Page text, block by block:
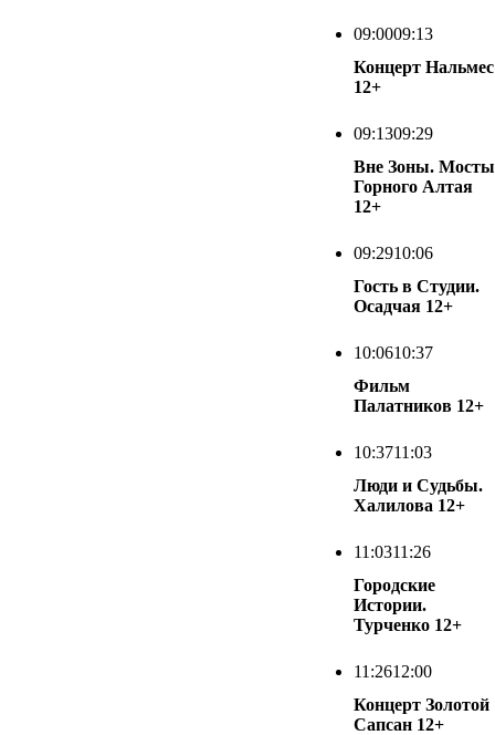
09:0009:13
Концерт Нальмес
12+
09:1309:29
Вне Зоны. Мосты
Горного Алтая
12+
09:2910:06
Гость в Студии.
Осадчая 12+
10:0610:37
Фильм
Палатников 12+
10:3711:03
Люди и Судьбы.
Халилова 12+
11:0311:26
Городские
Истории.
Турченко 12+
11:2612:00
Концерт Золотой
Сапсан 12+